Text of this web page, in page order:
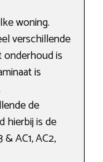
woning.
verschillende
is
is
de
hierbij is de
AC1, AC2,